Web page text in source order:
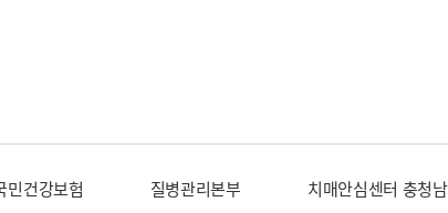
민건강보험 질병관리본부 치매안심센터 충청